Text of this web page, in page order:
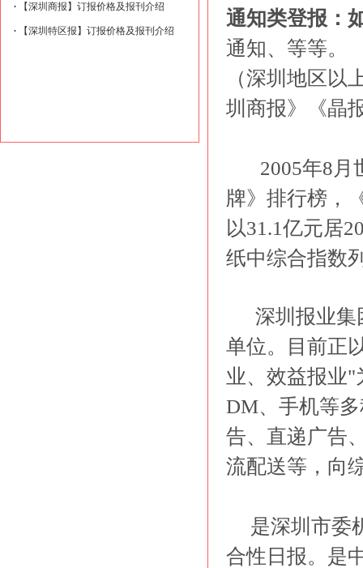
【深圳商报】订报价格及报刊介绍
【深圳特区报】订报价格及报刊介绍
通知类登报：
通知、等等。
（深圳地区以
圳商报》《晶
2005年8月
牌》排行榜，
以31.1亿元居
纸中综合指数
深圳报业集
单位。目前正
业、效益报业"
DM、手机等
告、直递广告
流配送等，向
是深圳市委
合性日报。是